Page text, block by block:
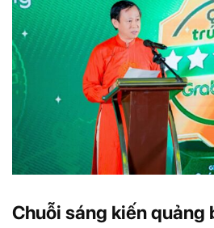
Chuỗi sáng kiến quảng